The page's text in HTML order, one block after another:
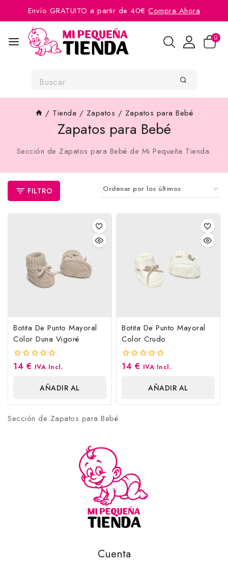
Envío GRATUITO a partir de 40€Compra Ahora
0
/ Tienda / Zapatos / Zapatos para Bebé
Zapatos para Bebé
Sección de Zapatos para Bebé de Mi Pequeña Tienda.
FILTRO
Botita De Punto Mayoral
Color Duna Vigoré
0
14 € IVA Incl.
AÑADIR AL
CARRITO
Botita De Punto Mayoral
Color Crudo
0
14 € IVA Incl.
AÑADIR AL
CARRITO
Sección de Zapatos para Bebé.
Cuenta